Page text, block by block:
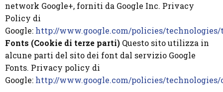
network Google+, forniti da Google Inc. Privacy
Policy di
Google: http://www.google.com/policies/
Fonts (Cookie di terze parti) Questo sito utilizza in
alcune parti del sito dei font dal servizio Google
Fonts. Privacy policy di
Google: http://www.google.com/policies/technologies/